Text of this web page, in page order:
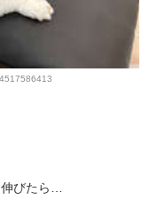
びたら…
pecocats
をフォロー